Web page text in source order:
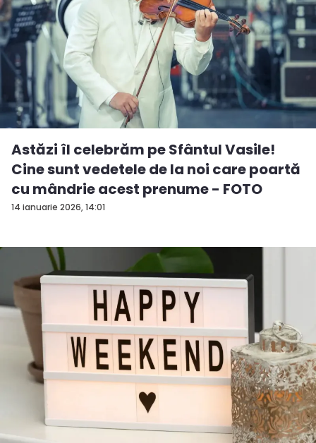
14 ianuarie 2026, 14:01
Astăzi îl celebrăm pe Sfântul Vasile!
Cine sunt vedetele de la noi care poartă
cu mândrie acest prenume - FOTO